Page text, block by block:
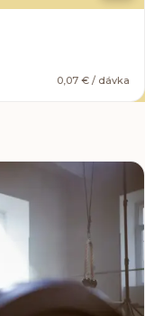
0,07 € / dávka